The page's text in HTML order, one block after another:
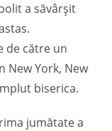
a săvârșit
de către un
New York, New
biserica.
jumătate a